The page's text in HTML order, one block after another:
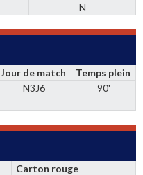
N
Jour de match
Temps plein
N3J6 90'
Carton rouge